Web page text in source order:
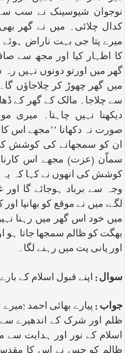
نوجوان شیوسینک نے سب
کدال چلائی۔ میں نے گھر
میرے پتا جی بہت ناراض ہوئے
کا اظہار کیا اور مجھ سے
گھر میں اورتو دونوں نہیں
میں گھر چھوڑ کر چلاجاؤں
سے چلاجا۔ مالک کے گھر کے
دیکھنا نہیں چاہتا۔
صورت نہ دکھانا ’’مجھے اس کا
ان کو سمجھانے کی کوشش
سماّن (عزت) مجھے اس
کوشش کی انھوں نے کہا کہ
وجہ سے برباد ہوجائے گا
لگے، میں نے موقع کو بھانپا
میں خود اس گھر میں رہنا
بھگت کو ظالم سمجھا جاتا ہو
اور پانی پت میں رہنے لگا۔
سوال : اپنے قبول اسلام کے
جواب :پیارے بھائی احمد
ظلم اور شرک کے اندھیرے سے
اسلام کے نور اور ہدایت سے